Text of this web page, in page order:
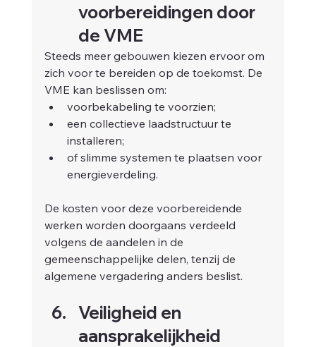
voorbereidingen door
de VME
Steeds meer gebouwen kiezen ervoor om
zich voor te bereiden op de toekomst. De
VME kan beslissen om:
voorbekabeling te voorzien;
een collectieve laadstructuur te
installeren;
of slimme systemen te plaatsen voor
energieverdeling.
De kosten voor deze voorbereidende
werken worden doorgaans verdeeld
volgens de aandelen in de
gemeenschappelijke delen, tenzij de
algemene vergadering anders beslist.
Veiligheid en
aansprakelijkheid